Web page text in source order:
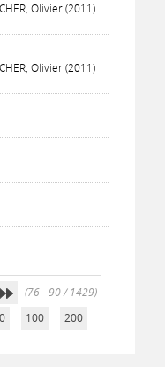
Olivier (2011)
Olivier (2011)
(76 - 90 / 1429)
100 200